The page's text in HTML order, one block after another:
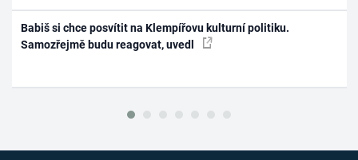
Babiš si chce posvítit na Klempířovu kulturní politiku.
Samozřejmě budu reagovat, uvedl